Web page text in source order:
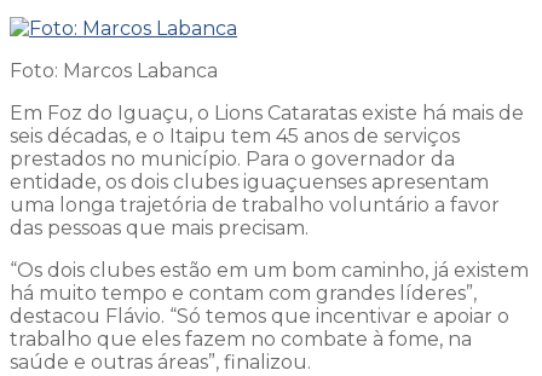
Foto: Marcos Labanca
Em Foz do Iguaçu, o Lions Cataratas existe há mais de
seis décadas, e o Itaipu tem 45 anos de serviços
prestados no município. Para o governador da
entidade, os dois clubes iguaçuenses apresentam
uma longa trajetória de trabalho voluntário a favor
das pessoas que mais precisam.
“Os dois clubes estão em um bom caminho, já existem
há muito tempo e contam com grandes líderes”,
destacou Flávio. “Só temos que incentivar e apoiar o
trabalho que eles fazem no combate à fome, na
saúde e outras áreas”, finalizou.